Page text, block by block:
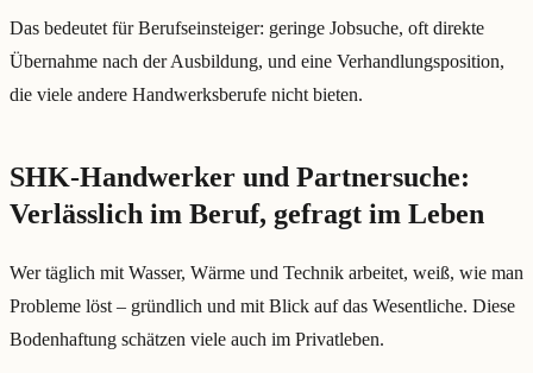
Das bedeutet für Berufseinsteiger: geringe Jobsuche, oft direkte
Übernahme nach der Ausbildung, und eine Verhandlungsposition,
die viele andere Handwerksberufe nicht bieten.
SHK-Handwerker und Partnersuche:
Verlässlich im Beruf, gefragt im Leben
Wer täglich mit Wasser, Wärme und Technik arbeitet, weiß, wie man
Probleme löst – gründlich und mit Blick auf das Wesentliche. Diese
Bodenhaftung schätzen viele auch im Privatleben.